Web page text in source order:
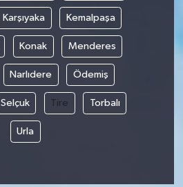
Karşıyaka Kemalpaşa
Konak Menderes
Narlıdere Ödemiş
Selçuk Tire Torbalı
Urla